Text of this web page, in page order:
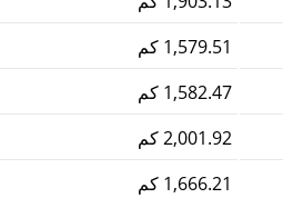
1,579.51 كم
1,582.47 كم
2,001.92 كم
1,666.21 كم